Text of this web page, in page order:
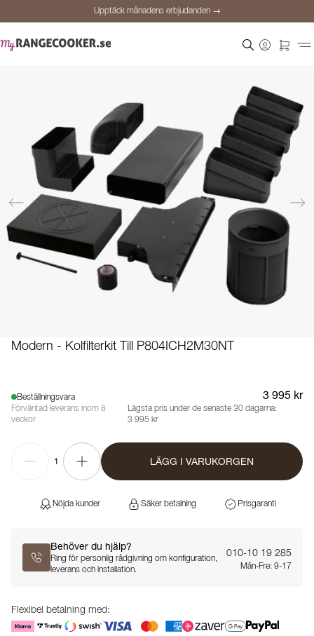
Upptäck månadens erbjudanden →
Personlig rådgivning
Upptäck månadens erbjudanden →
Modern - Kolfilterkit Till P804ICH2M30NT
Beställningsvara
Förväntad leverans inom 8
veckor
3 995 kr
Lägsta pris under de senaste 30 dagarna:
3 995 kr
1 LÄGG I VARUKORGEN
Nöjda kunder Säker betalning Prisgaranti
Behöver du hjälp?
Ring för personlig rådgivning om konfiguration,
leverans och installation.
010-10 19 285
Mån-Fre: 9-17
Flexibel betalning med: